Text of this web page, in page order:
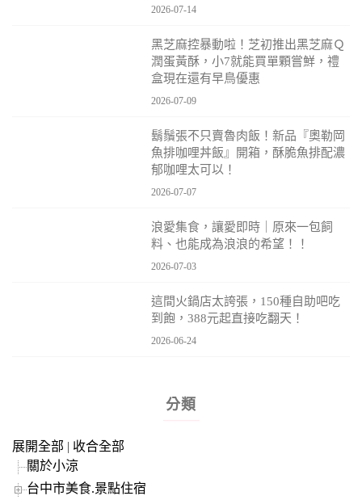
2026-07-14
黑芝麻控暴動啦！芝初推出黑芝麻Ｑ
潤蛋黃酥，小7就能買單顆嘗鮮，禮
盒現在還有早鳥優惠
2026-07-09
鬍鬚張不只賣魯肉飯！新品『奧勒岡
魚排咖哩丼飯』開箱，酥脆魚排配濃
郁咖哩太可以！
2026-07-07
浪愛集食，讓愛即時｜原來一包飼
料、也能成為浪浪的希望！！
2026-07-03
這間火鍋店太誇張，150種自助吧吃
到飽，388元起直接吃翻天！
2026-06-24
分類
展開全部 | 收合全部
關於小涼
台中市美食.景點住宿